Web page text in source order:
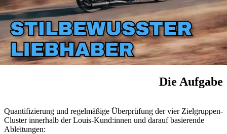
Die Aufgabe
Quantifizierung und regelmäßige Überprüfung der vier Zielgruppen-
Cluster innerhalb der Louis-Kund:innen und darauf basierende
Ableitungen: